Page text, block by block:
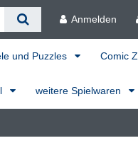
Anmelden
und Puzzles Comic
weitere Spielwaren